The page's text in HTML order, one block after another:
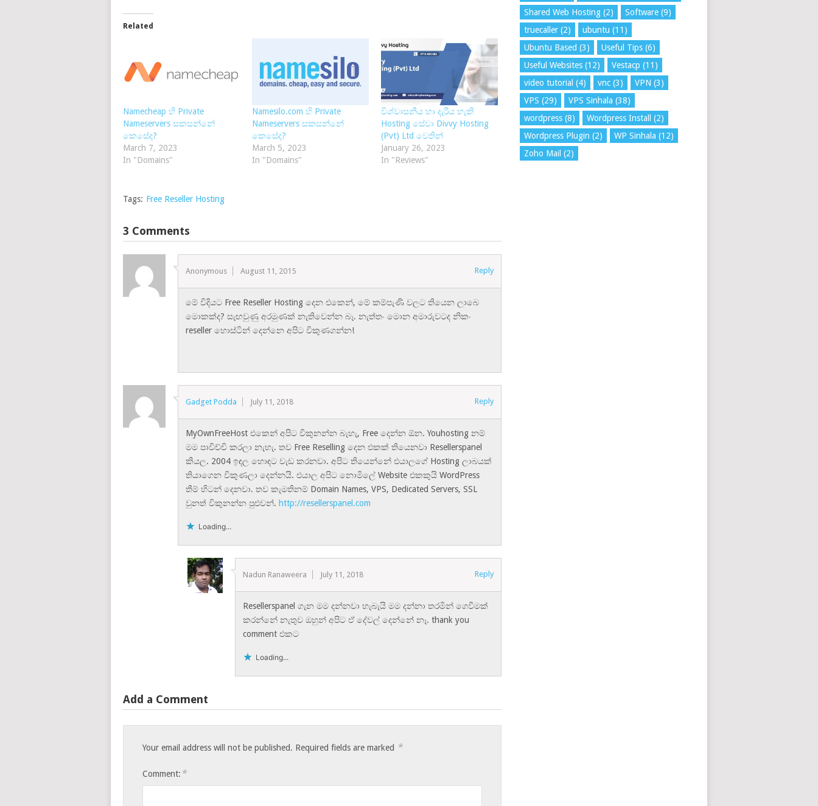
Related
Namecheap හි Private
Nameservers සකසන්නේ
කෙසේද?
March 7, 2023
In "Domains"
Namesilo.com හි Private
Nameservers සකසන්නේ
කෙසේද?
March 5, 2023
In "Domains"
විශ්වාසනීය හා දැරිය හැකි
Hosting සේවා Divvy Hosting
(Pvt) Ltd වෙතින්
January 26, 2023
In "Reviews"
Tags: Free Reseller Hosting
3 Comments
Anonymous August 11, 2015 Reply
මේ විදියට Free Reseller Hosting දෙන එකෙන්, මේ කම්පැණි වලට තියෙන ලාබෙ
මොකක්ද? සැඟවුණු අරමුණක් නැතිවෙන්න බෑ. නැත්තං මොන අමාරුවටද නිකං
reseller හොස්ටින් දෙන්නෙ අපිට විකුණගන්න!
Gadget Podda July 11, 2018 Reply
MyOwnFreeHost එකෙන් අපිට විකුනන්න බැහැ, Free දෙන්න ඕන. Youhosting නම්
මම පාවිච්චි කරලා නැහැ. තව Free Reselling දෙන එකක් තියෙනවා Resellerspanel
කියල. 2004 ඉඳල හොඳට වැඩ කරනවා. අපිට තියෙන්නේ එයාලගේ Hosting ලාබයක්
තියාගෙන විකුණලා දෙන්නයි. එයාල අපිට නොමිලේ Website එකකුයි WordPress
තීම් හිටන් දෙනවා. තව කැමතිනම් Domain Names, VPS, Dedicated Servers, SSL
වුනත් විකුනන්න පුළුවන්. http://resellerspanel.com
Loading...
Nadun Ranaweera July 11, 2018 Reply
Resellerspanel ගැන මම දන්නවා හැබැයි මම දන්නා තරමින් ගෙවීමක්
කරන්නේ නැතුව ඔහුන් අපිට ඒ දේවල් දෙන්නේ නෑ. thank you
comment එකට
Loading...
Add a Comment
Your email address will not be published. Required fields are marked *
Comment: *
Shared Web Hosting (2) Software (9)
truecaller (2) ubuntu (11)
Ubuntu Based (3) Useful Tips (6)
Useful Websites (12) Vestacp (11)
video tutorial (4) vnc (3) VPN (3)
VPS (29) VPS Sinhala (38)
wordpress (8) Wordpress Install
(2)
Wordpress Plugin (2) WP Sinhala (12)
Zoho Mail (2)